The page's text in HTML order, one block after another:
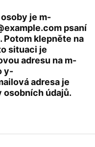
je m-
psaní
Potom klepněte na
situaci je
adresu na m-
y-
adresa je
osobních údajů.